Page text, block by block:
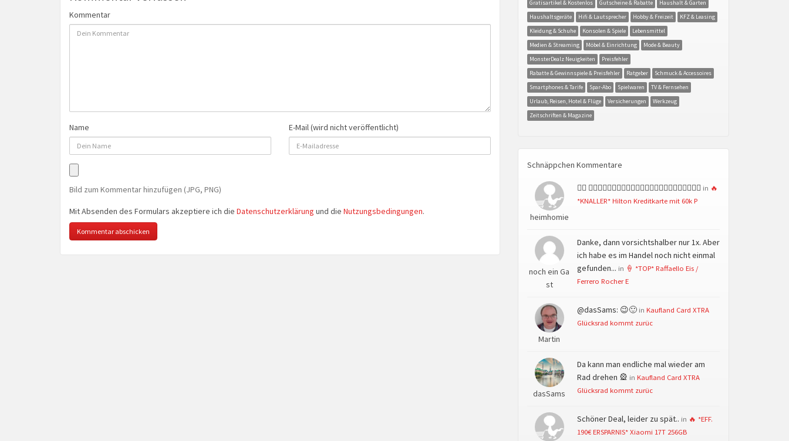
Kommentar
Name E-Mail (wird nicht veröffentlicht)
Bild zum Kommentar hinzufügen (JPG, PNG)
Mit Absenden des Formulars akzeptiere ich die Datenschutzerklärung und die Nutzungsbedingungen.
Gratisartikel & Kostenlos Gutscheine & Rabatte
Haushalt & Garten
Haushaltsgeräte
Hifi & Lautsprecher Hobby & Freizeit
KFZ & Leasing
Kleidung & Schuhe
Konsolen & Spiele
Lebensmittel
Medien & Streaming
Möbel & Einrichtung
Mode & Beauty
MonsterDealz Neuigkeiten
Preisfehler
Rabatte & Gewinnspiele & Preisfehler
Ratgeber
Schmuck & Accessoires
Smartphones & Tarife
Spar-Abo Spielwaren
TV & Fernsehen
Urlaub, Reisen, Hotel & Flüge
Versicherungen
Werkzeug
Zeitschriften & Magazine
Schnäppchen Kommentare
heimhomie
👍🏻 👍🏻👍🏻👍🏻👍🏻👍🏻👍🏻👍🏻👍🏻👍🏻👍🏻👍🏻👍🏻 in 🔥
*KNALLER* Hilton Kreditkarte mit 60k P
noch ein Ga
st
Danke, dann vorsichtshalber nur 1x. Aber
ich habe es im Handel noch nicht einmal
gefunden... in 🍦 *TOP* Raffaello Eis /
Ferrero Rocher E
Martin
@dasSams: 😉🙂 in Kaufland Card XTRA
Glücksrad kommt zurüc
dasSams
Da kann man endliche mal wieder am
Rad drehen 🎡 in Kaufland Card XTRA
Glücksrad kommt zurüc
Schöner Deal, leider zu spät.. in 🔥 *EFF.
190€ ERSPARNIS* Xiaomi 17T 256GB